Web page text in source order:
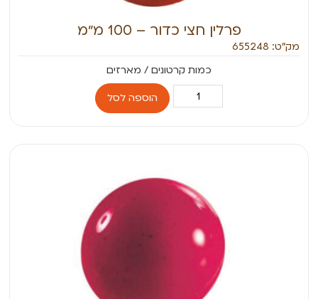
פרלין חצי כדור – 100 מ״מ
מק״ט: 655248
הוספה לסל